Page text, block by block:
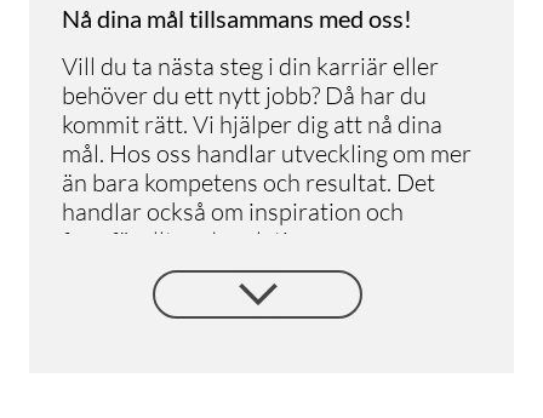
Nå dina mål tillsammans med oss!
Vill du ta nästa steg i din karriär eller
behöver du ett nytt jobb? Då har du
kommit rätt. Vi hjälper dig att nå dina
mål. Hos oss handlar utveckling om mer
än bara kompetens och resultat. Det
handlar också om inspiration och
framförallt goda relationer.
Våra utbildningar är utformade för att
möta det behov av arbetskraft och